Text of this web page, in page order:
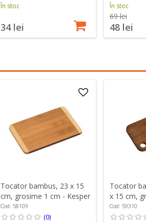
În stoc
34 lei
În stoc
69 lei
48 lei
Tocator bambus, 23 x 15
cm, grosime 1 cm - Kesper
Cod: 58109
(0)
Tocator
x 15 cm,
Kesper
Cod: 59310